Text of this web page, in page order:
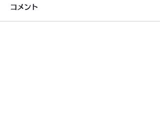
コメント